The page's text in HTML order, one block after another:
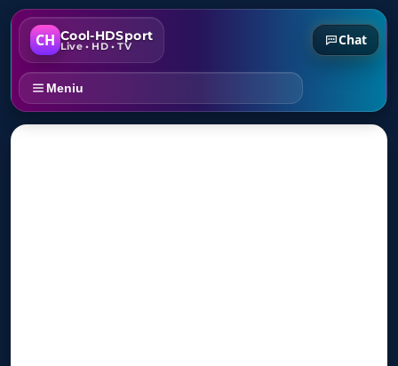
CH Cool-HDSport
Live • HD • TV
Meniu
Chat